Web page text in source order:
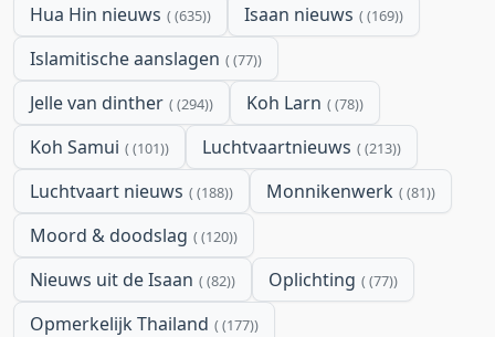
Hua Hin nieuws (635) Isaan nieuws (169)
Islamitische aanslagen (77)
Jelle van dinther (294) Koh Larn (78)
Koh Samui (101) Luchtvaartnieuws (213)
Luchtvaart nieuws (188) Monnikenwerk (81)
Moord & doodslag (120)
Nieuws uit de Isaan (82) Oplichting (77)
Opmerkelijk Thailand (177)